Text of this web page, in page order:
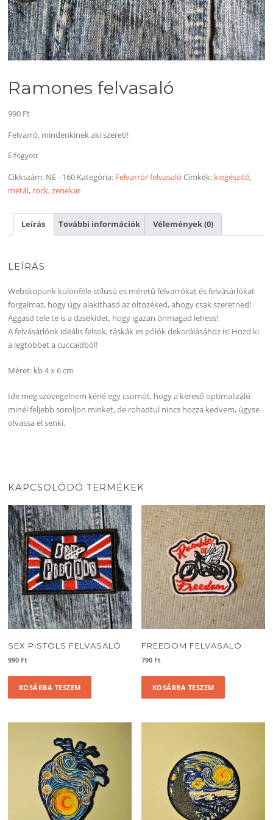
Ramones felvasaló
990 Ft
Felvarró, mindenkinek aki szereti!
Elfogyott
Cikkszám: NE - 160 Kategória: Felvarró/ felvasaló Címkék: kiegészitő,
metál, rock,zenekar
Leírás További információk Vélemények (0)
LEÍRÁS
Webskopunk különféle stílusú es méretű felvarrókat és felvásárlókat
forgalmaz, hogy úgy alakíthasd az öltözéked, ahogy csak szeretned!
Aggasd tele te is a dzsekidet, hogy igazan önmagad lehess!
A felvásárlónk ideális felsok, táskák es pólók dekorálásához is! Hozd ki
a legtöbbet a cuccaidból!
Méret: kb 4 x 6 cm
Ide meg szövegelnem kéné egy csomót, hogy a kereső optimalizáló
minél feljebb soroljon minket, de rohadtul nincs hozza kedvem, úgyse
olvassa el senki.
KAPCSOLÓDÓ TERMÉKEK
SEX PISTOLS FELVASALÓ
990 Ft
KOSÁRBA TESZEM
FREEDOM FELVASALO
790 Ft
KOSÁRBA TESZEM